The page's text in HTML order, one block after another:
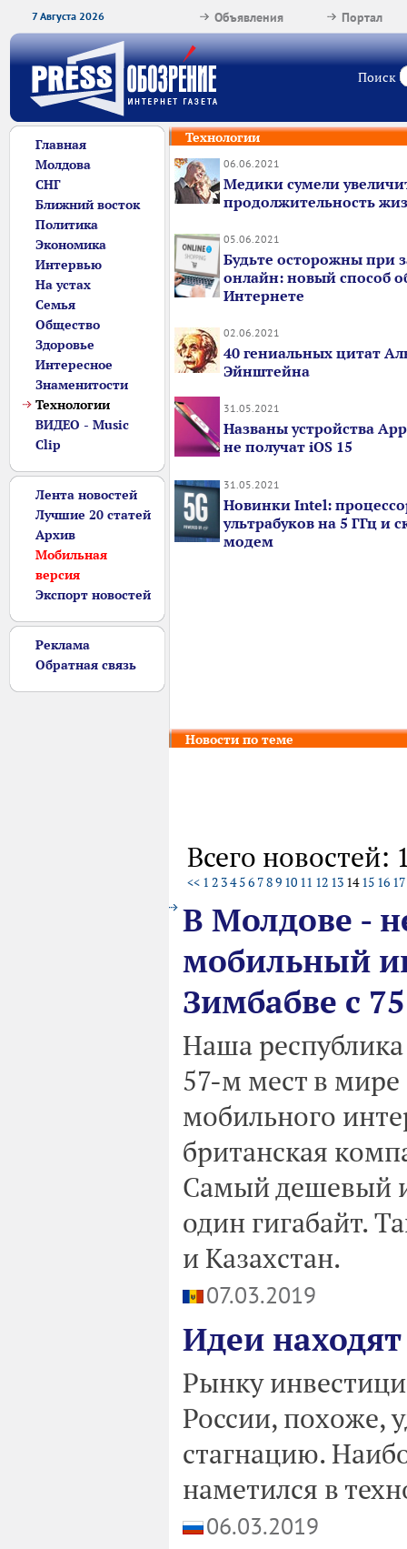
7 Августа 2026 Портал
Объявления
Поиск
Главная
Молдова
СНГ
Ближний восток
Политика
Экономика
Интервью
На устах
Семья
Общество
Здоровье
Интересное
Знаменитости
Технологии
ВИДЕО - Music
Clip
Лента новостей
Лучшие 20 статей
Архив
Мобильная
версия
Экспорт новостей
Реклама
Обратная связь
Технологии
06.06.2021
Медики сумели
продолжительность
05.06.2021
Будьте осторожны при
онлайн: новый способ
Интернете
02.06.2021
40 гениальных цитат
Эйнштейна
31.05.2021
Названы устройства
не получат iOS 15
31.05.2021
Новинки Intel:
ультрабуков на 5 ГГц и
модем
Новости по теме
Всего новостей:
<< 1 2 34 56 789 10 11 12 13 1415 16 17
В Молдове -
мобильный
Зимбабве с
Наша
57-м мест в мире
мобильного
британская
Самый дешевый
один гигабайт.
и Казахстан.
07.03.2019
Идеи
Рынку
России, похоже,
стагнацию.
наметился в
06.03.2019